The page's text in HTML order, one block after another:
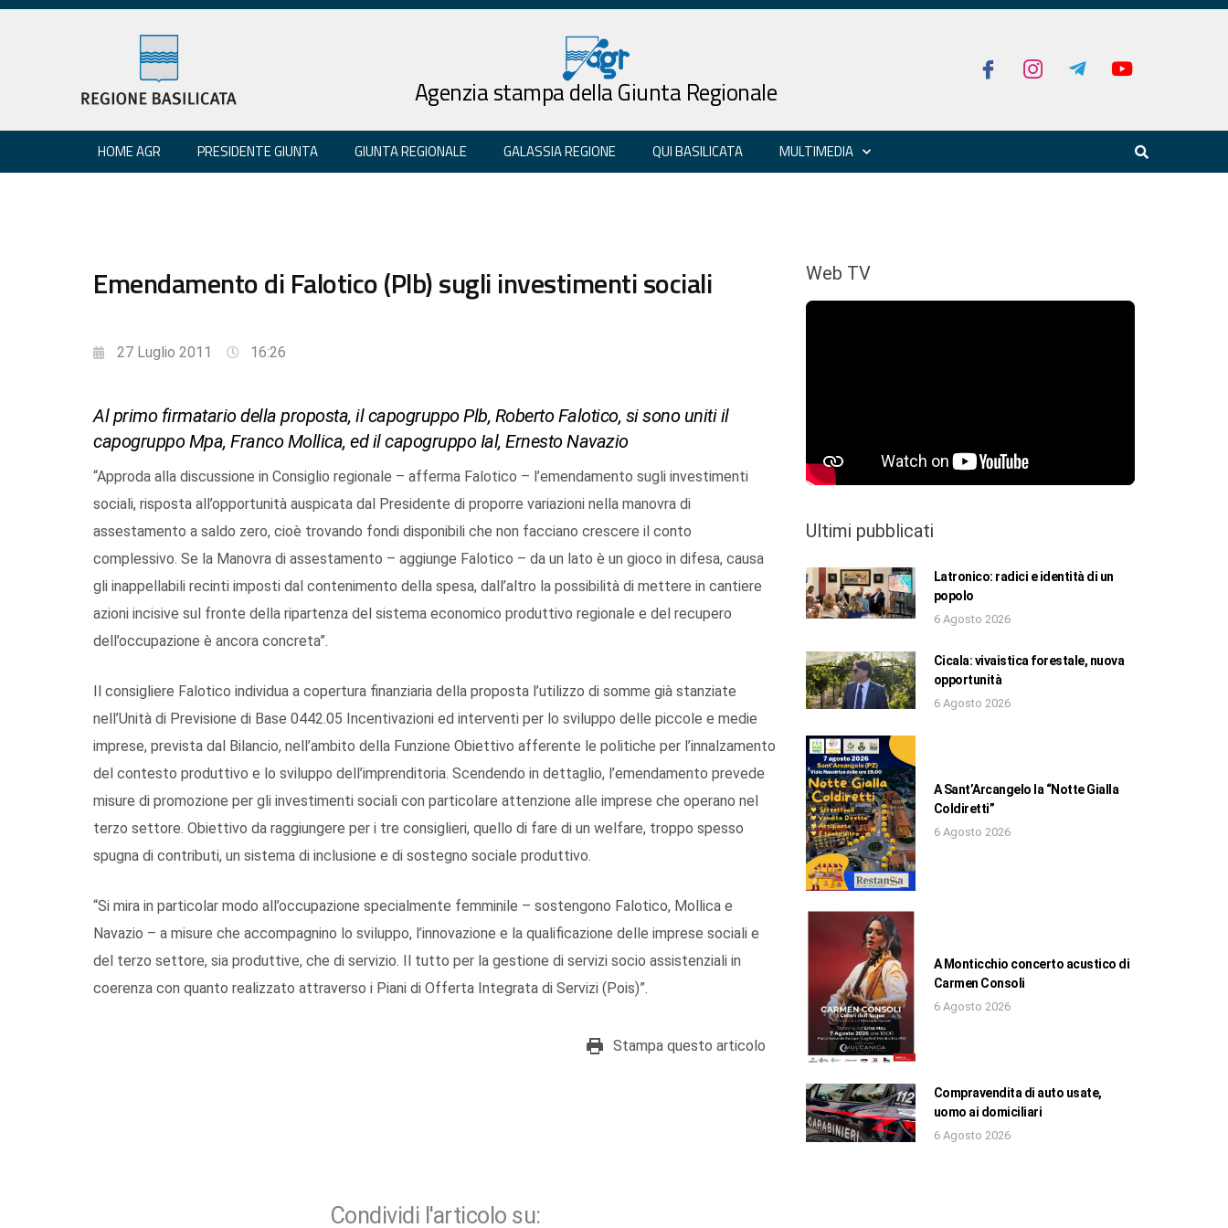
Agenzia stampa della Giunta Regionale
HOME AGR PRESIDENTE GIUNTA GIUNTA REGIONALE GALASSIA REGIONE QUI BASILICATA MULTIMEDIA
Emendamento di Falotico (Plb) sugli investimenti sociali
27 Luglio 2011 16:26
Al primo firmatario della proposta, il capogruppo Plb, Roberto Falotico, si sono uniti il
capogruppo Mpa, Franco Mollica, ed il capogruppo Ial, Ernesto Navazio
“Approda alla discussione in Consiglio regionale – afferma Falotico – l’emendamento sugli investimenti
sociali, risposta all’opportunità auspicata dal Presidente di proporre variazioni nella manovra di
assestamento a saldo zero, cioè trovando fondi disponibili che non facciano crescere il conto
complessivo. Se la Manovra di assestamento – aggiunge Falotico – da un lato è un gioco in difesa, causa
gli inappellabili recinti imposti dal contenimento della spesa, dall’altro la possibilità di mettere in cantiere
azioni incisive sul fronte della ripartenza del sistema economico produttivo regionale e del recupero
dell’occupazione è ancora concreta”.
Il consigliere Falotico individua a copertura finanziaria della proposta l’utilizzo di somme già stanziate
nell’Unità di Previsione di Base 0442.05 Incentivazioni ed interventi per lo sviluppo delle piccole e medie
imprese, prevista dal Bilancio, nell’ambito della Funzione Obiettivo afferente le politiche per l’innalzamento
del contesto produttivo e lo sviluppo dell’imprenditoria. Scendendo in dettaglio, l’emendamento prevede
misure di promozione per gli investimenti sociali con particolare attenzione alle imprese che operano nel
terzo settore. Obiettivo da raggiungere per i tre consiglieri, quello di fare di un welfare, troppo spesso
spugna di contributi, un sistema di inclusione e di sostegno sociale produttivo.
“Si mira in particolar modo all’occupazione specialmente femminile – sostengono Falotico, Mollica e
Navazio – a misure che accompagnino lo sviluppo, l’innovazione e la qualificazione delle imprese sociali e
del terzo settore, sia produttive, che di servizio. Il tutto per la gestione di servizi socio assistenziali in
coerenza con quanto realizzato attraverso i Piani di Offerta Integrata di Servizi (Pois)”.
Stampa questo articolo
Condividi l'articolo su:
Web TV
Ultimi pubblicati
Latronico: radici e identità di un
popolo
6 Agosto 2026
Cicala: vivaistica forestale, nuova
opportunità
6 Agosto 2026
A Sant’Arcangelo la “Notte Gialla
Coldiretti”
6 Agosto 2026
A Monticchio concerto acustico di
Carmen Consoli
6 Agosto 2026
Compravendita di auto usate,
uomo ai domiciliari
6 Agosto 2026